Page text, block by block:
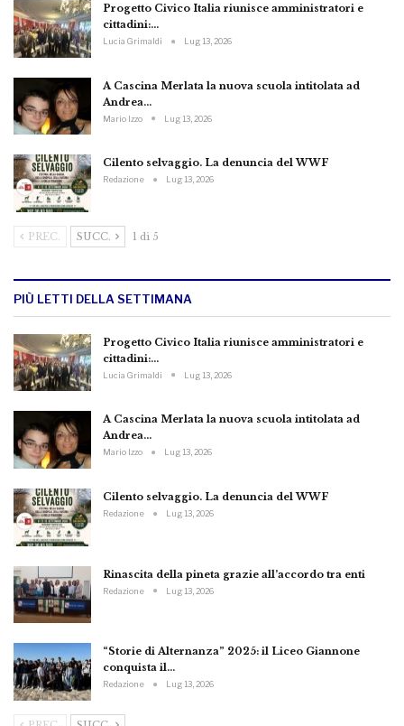
Progetto Civico Italia riunisce amministratori e
cittadini:…
Lucia Grimaldi Lug 13, 2026
A Cascina Merlata la nuova scuola intitolata ad
Andrea…
Mario Izzo Lug 13, 2026
Cilento selvaggio. La denuncia del WWF
Redazione Lug 13, 2026
PREC. SUCC. 1 di 5
PIÙ LETTI DELLA SETTIMANA
Progetto Civico Italia riunisce amministratori e
cittadini:…
Lucia Grimaldi Lug 13, 2026
A Cascina Merlata la nuova scuola intitolata ad
Andrea…
Mario Izzo Lug 13, 2026
Cilento selvaggio. La denuncia del WWF
Redazione Lug 13, 2026
Rinascita della pineta grazie all’accordo tra enti
Redazione Lug 13, 2026
“Storie di Alternanza” 2025: il Liceo Giannone
conquista il…
Redazione Lug 13, 2026